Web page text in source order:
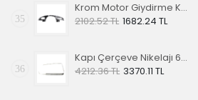
35
Krom Motor Giydirme Kapağı
2102.52 TL 1682.24 TL
36
Kapı Çerçeve Nikelajı 65 Sol Ön
4212.36 TL 3370.11 TL